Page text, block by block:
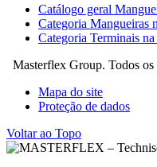
Catálogo geral
Categoria Mangueiras
Categoria Terminais
Masterflex Group. Todos os
Mapa do site
Proteção de dados
Voltar ao Topo